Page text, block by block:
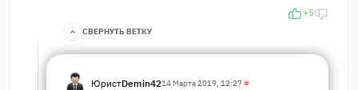
+5
СВЕРНУТЬ ВЕТКУ
ЮристDemin4214 Марта 2019, 12:27#